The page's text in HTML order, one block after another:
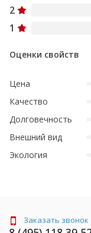
2
1
Оценки свойств
Цена
Качество
Долговечность
Внешний вид
Экология
Заказать звонок